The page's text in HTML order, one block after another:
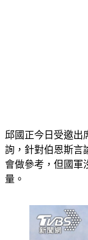
邱國正今日受邀出
詢，針對伯恩斯言
會做參考，但國軍